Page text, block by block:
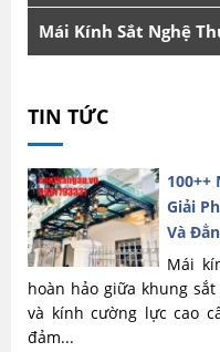
Mái Kính Sắt Nghệ
TIN TỨC
100++
Giải
Và
Mái
hoàn hảo giữa khung
và kính cường lực cao
đảm...